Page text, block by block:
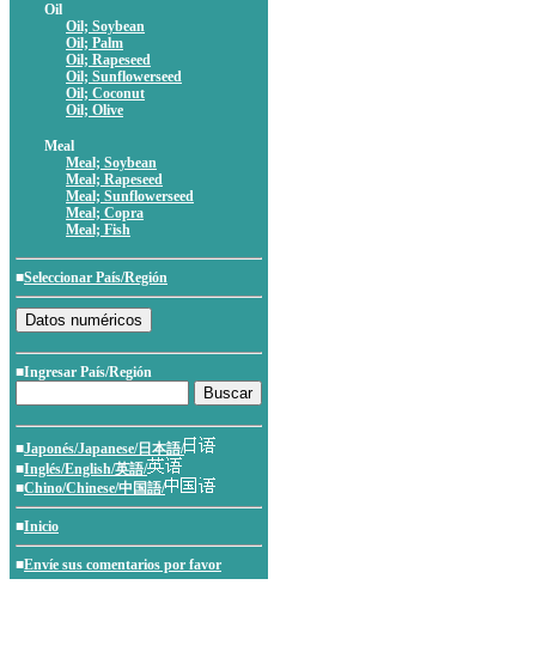
Oil
Oil; Soybean
Oil; Palm
Oil; Rapeseed
Oil; Sunflowerseed
Oil; Coconut
Oil; Olive
Meal
Meal; Soybean
Meal; Rapeseed
Meal; Sunflowerseed
Meal; Copra
Meal; Fish
■Seleccionar País/Región
■Ingresar País/Región
■Japonés/Japanese/日本語/
■Inglés/English/英語/
■Chino/Chinese/中国語/
■Inicio
■Envíe sus comentarios por favor